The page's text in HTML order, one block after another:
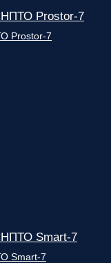
Prostor-7
Smart-7